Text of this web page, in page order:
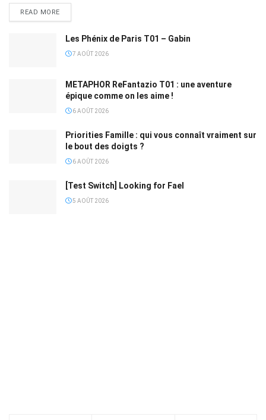
READ MORE
Les Phénix de Paris T01 – Gabin
7 AOÛT 2026
METAPHOR ReFantazio T01 : une aventure
épique comme on les aime !
6 AOÛT 2026
Priorities Famille : qui vous connaît vraiment sur
le bout des doigts ?
6 AOÛT 2026
[Test Switch] Looking for Fael
5 AOÛT 2026